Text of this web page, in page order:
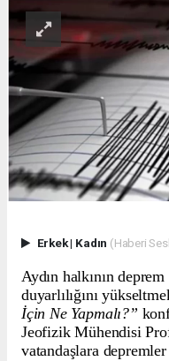
Erkek| Kadın (Haberi
Aydın halkının
duyarlılığını
İçin Ne Yapmalı?”
Jeofizik Mühendisi
vatandaşlara